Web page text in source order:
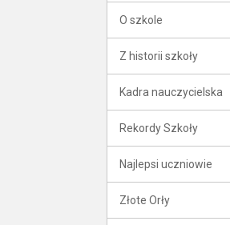
O szkole
Z historii szkoły
Kadra nauczycielska
Rekordy Szkoły
Najlepsi uczniowie
Złote Orły